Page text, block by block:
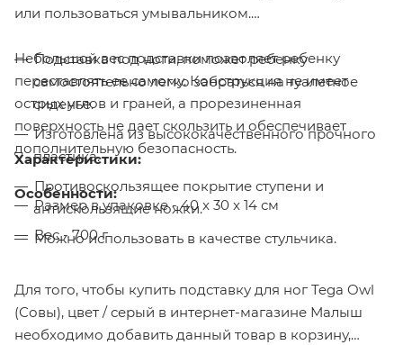
или пользоваться умывальником.
Небольшой вес подставки позволяет ребенку
переставлять ее самому. Конструкция не имеет
острых углов и граней, а прорезиненная
поверхность не дает скользить и обеспечивает
дополнительную безопасность.
Особенности:
Подставка под ноги, поможет ребенку
самостоятельно легко забраться на туалетное
сиденье.
Изготовлена из высококачественного прочного
пластика.
Противоскользящее покрытие ступени и
антискользящие ножки.
Можно использовать в качестве стульчика.
Характеристики:
Размер в упаковке - 40 x 30 x 14 см
Вес - 700 г
Для того, чтобы купить подставку для ног Tega Owl
(Совы), цвет / серый в интернет-магазине Малыш
необходимо добавить данный товар в корзину,